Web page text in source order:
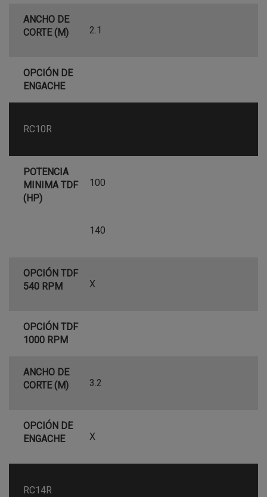
ANCHO DE
CORTE (M)
2.1
OPCIÓN DE
ENGACHE
RC10R
POTENCIA
MINIMA TDF
(HP)
100
140
OPCIÓN TDF
540 RPM
X
OPCIÓN TDF
1000 RPM
ANCHO DE
CORTE (M)
3.2
OPCIÓN DE
ENGACHE
X
RC14R